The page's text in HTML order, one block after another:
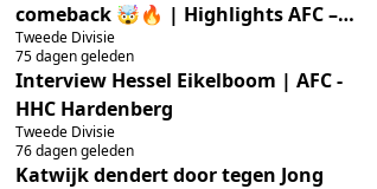
comeback 🤯🔥 | Highlights AFC –
HHC Hardenberg
Tweede Divisie
75 dagen geleden
Interview Hessel Eikelboom | AFC -
HHC Hardenberg
Tweede Divisie
76 dagen geleden
Katwijk dendert door tegen Jong